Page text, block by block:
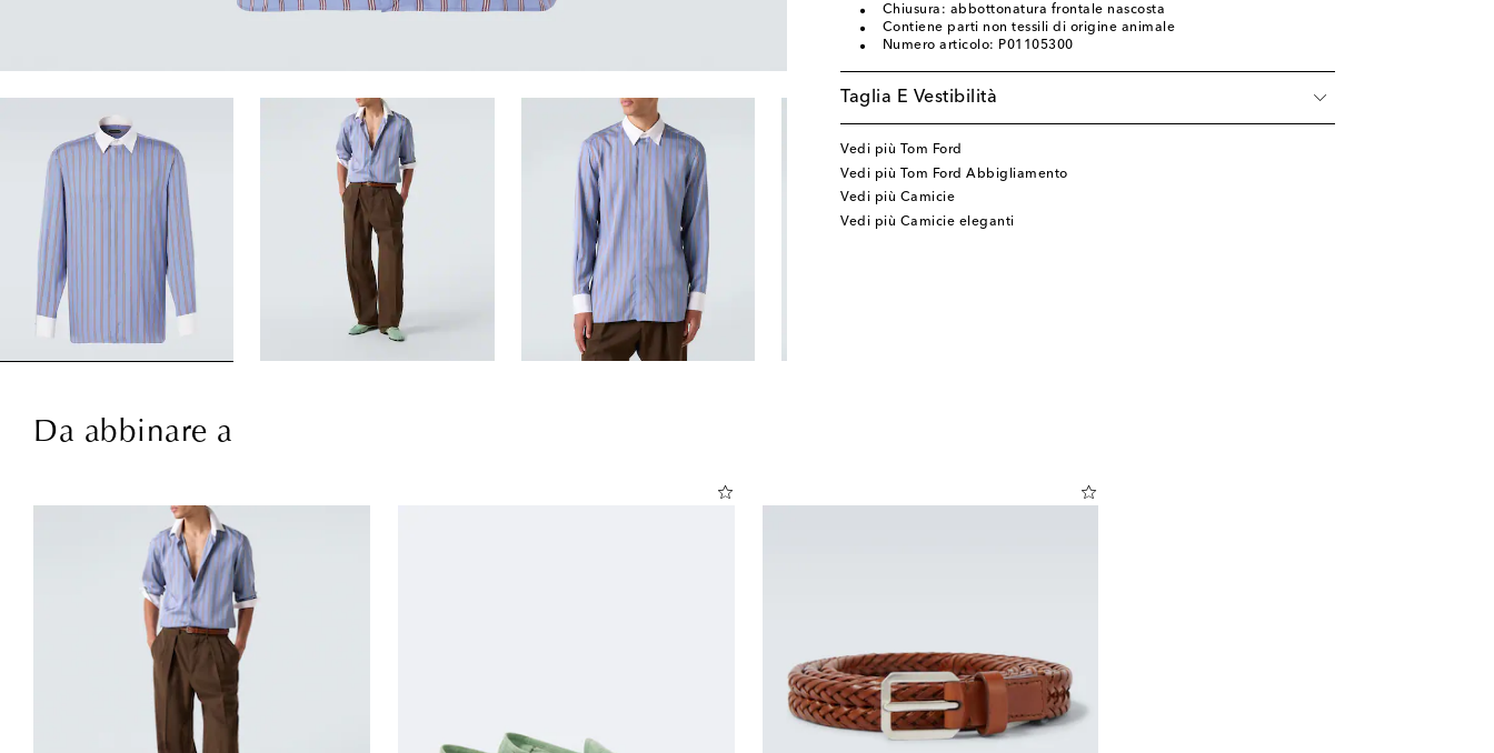
Chiusura: abbottonatura frontale nascosta
Contiene parti non tessili di origine animale
Numero articolo: P01105300
Taglia E Vestibilità
Vedi più Tom Ford
Vedi più Tom Ford Abbigliamento
Vedi più Camicie
Vedi più Camicie eleganti
Da abbinare a